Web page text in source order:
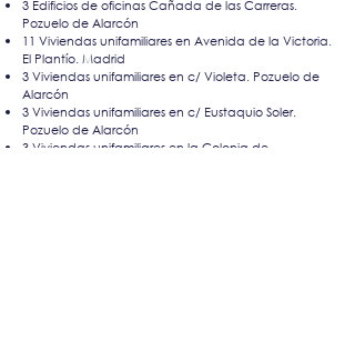
3 Edificios de oficinas Cañada de las Carreras.
Pozuelo de Alarcón
11 Viviendas unifamiliares en Avenida de la Victoria.
El Plantío. Madrid
3 Viviendas unifamiliares en c/ Violeta. Pozuelo de
Alarcón
3 Viviendas unifamiliares en c/ Eustaquio Soler.
Pozuelo de Alarcón
3 Viviendas unifamiliares en la Colonia de